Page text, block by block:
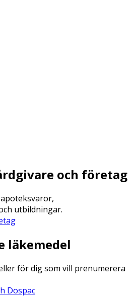
och företag
utbildningar.
läkemedel
för dig som vill prenumerera
Dospac